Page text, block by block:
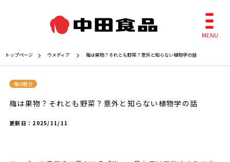
トップページ ウメディア 梅は果物？それとも野菜？意外と知らない植物学の話
梅の魅力
梅は果物？それとも野菜？意外と知らない植物学の話
更新日： 2025/11/11